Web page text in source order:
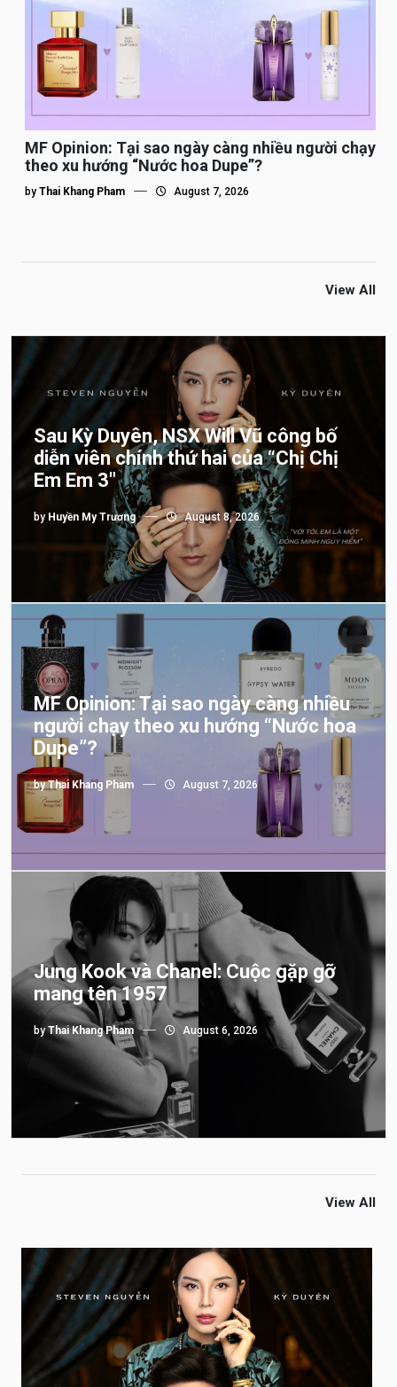
MF Opinion: Tại sao ngày càng nhiều người chạy
theo xu hướng “Nước hoa Dupe”?
by Thai Khang Pham August 7, 2026
View All
Sau Kỳ Duyên, NSX Will Vũ công bố
diễn viên chính thứ hai của “Chị Chị
Em Em 3″
by Huyền My Trương August 8, 2026
MF Opinion: Tại sao ngày càng nhiều
người chạy theo xu hướng “Nước hoa
Dupe”?
byThai Khang Pham August 7, 2026
Jung Kook và Chanel: Cuộc gặp gỡ
mang tên 1957
byThai Khang Pham August 6, 2026
View All